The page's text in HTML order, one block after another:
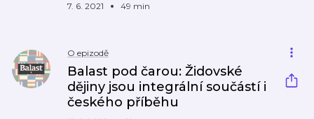
7. 6. 2021 49 min
O epizodě
Balast pod čarou: Židovské
dějiny jsou integrální součástí i
českého příběhu